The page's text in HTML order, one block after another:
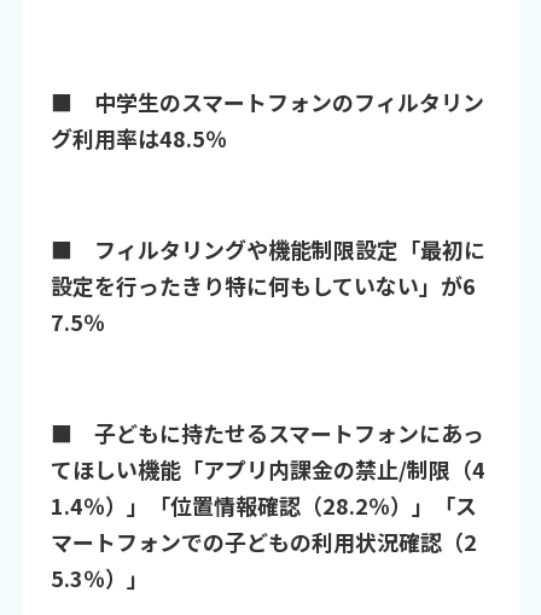
■ 中学生のスマートフォンのフィルタリン
グ利用率は48.5％
■ フィルタリングや機能制限設定「最初に
設定を行ったきり特に何もしていない」が6
7.5％
■ 子どもに持たせるスマートフォンにあっ
てほしい機能「アプリ内課金の禁止/制限（4
1.4％）」「位置情報確認（28.2％）」「ス
マートフォンでの子どもの利用状況確認（2
5.3％）」